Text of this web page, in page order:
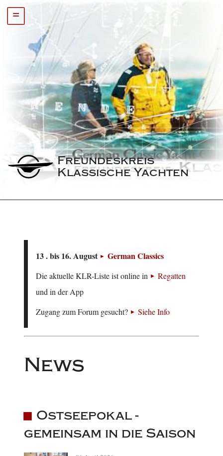
=
Freundeskreis
Klassische Yachten
13 . bis 16. August German Classics
Die aktuelle KLR-Liste ist online in
Regatten
und in der App
Zugang zum Forum gesucht?
Siehe Info
News
Ostseepokal -
gemeinsam in die Saison